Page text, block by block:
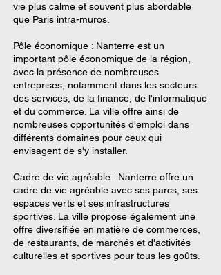
vie plus calme et souvent plus abordable
que Paris intra-muros.
Pôle économique : Nanterre est un
important pôle économique de la région,
avec la présence de nombreuses
entreprises, notamment dans les secteurs
des services, de la finance, de l'informatique
et du commerce. La ville offre ainsi de
nombreuses opportunités d'emploi dans
différents domaines pour ceux qui
envisagent de s'y installer.
Cadre de vie agréable : Nanterre offre un
cadre de vie agréable avec ses parcs, ses
espaces verts et ses infrastructures
sportives. La ville propose également une
offre diversifiée en matière de commerces,
de restaurants, de marchés et d'activités
culturelles et sportives pour tous les goûts.